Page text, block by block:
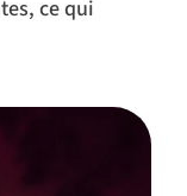
ce qui